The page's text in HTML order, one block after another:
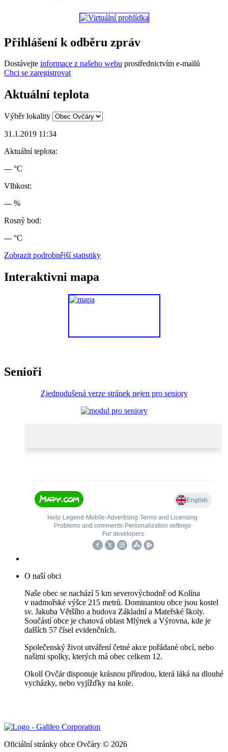
Přihlášení k odběru zpráv
Dostávejte informace z našeho webu prostřednictvím e-mailů
Chci se zaregistrovat
Aktuální teplota
Výběr lokality
31.1.2019 11:34
Aktuální teplota:
--- °C
Vlhkost:
--- %
Rosný bod:
--- °C
Zobrazit podrobnější statistiky
Interaktivni mapa
Senioři
Zjednodušená verze stránek nejen pro seniory
O naší obci
Naše obec se nachází 5 km severovýchodně od Kolína
v nadmořské výšce 215 metrů. Dominantou obce jsou kostel
sv. Jakuba Většího a budova Základní a Mateřské školy.
Součástí obce je chatová oblast Mlýnek a Výrovna, kde je
dalších 57 čísel evidenčních.
Společenský život utváření četné akce pořádané obcí, nebo
našimi spolky, kterých má obec celkem 12.
Okolí Ovčár disponuje krásnou přírodou, která láká na dlouhé
vycházky, nebo vyjížďky na kole.
Oficiální stránky obce Ovčáry © 2026